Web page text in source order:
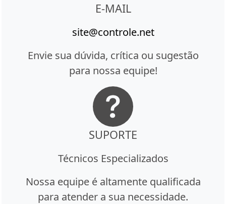
E-MAIL
site@controle.net
Envie sua dúvida, crítica ou sugestão
para nossa equipe!
SUPORTE
Técnicos Especializados
Nossa equipe é altamente qualificada
para atender a sua necessidade.